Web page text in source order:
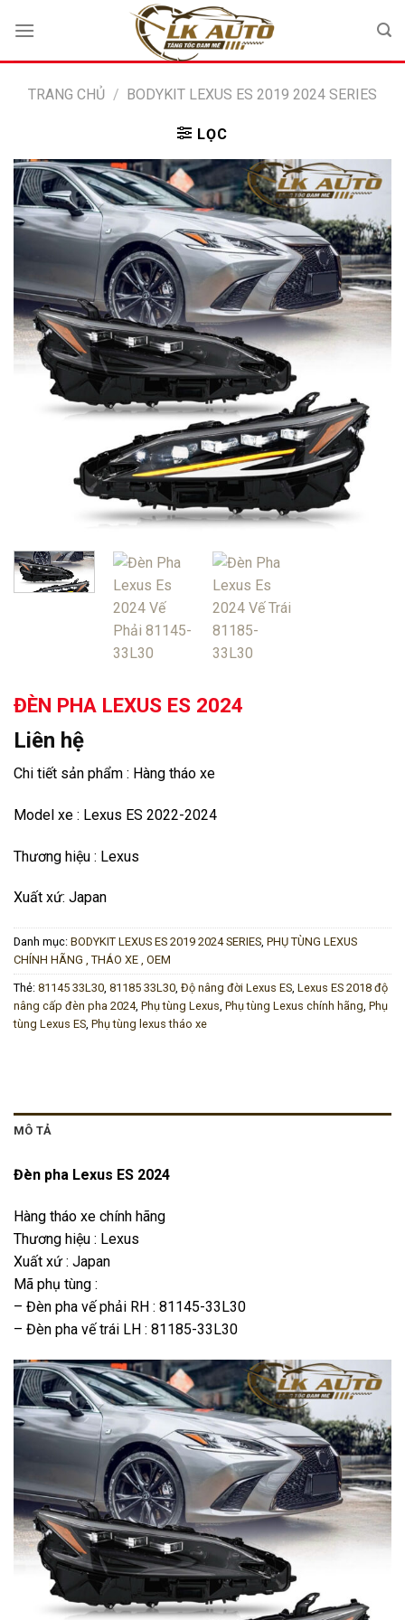
qua
TRANG CHỦ / BODYKIT LEXUS ES 2019 2024 SERIES
LỌC
ĐÈN PHA LEXUS ES 2024
Liên hệ
Chi tiết sản phẩm : Hàng tháo xe
Model xe : Lexus ES 2022-2024
Thương hiệu : Lexus
Xuất xứ: Japan
Danh mục: BODYKIT LEXUS ES 2019 2024 SERIES, PHỤ TÙNG LEXUS
CHÍNH HÃNG , THÁO XE , OEM
Thẻ: 81145 33L30, 81185 33L30, Độ nâng đời Lexus ES, Lexus ES 2018 độ
nâng cấp đèn pha 2024, Phụ tùng Lexus, Phụ tùng Lexus chính hãng, Phụ
tùng Lexus ES, Phụ tùng lexus tháo xe
MÔ TẢ
Đèn pha Lexus ES 2024
Hàng tháo xe chính hãng
Thương hiệu : Lexus
Xuất xứ : Japan
Mã phụ tùng :
– Đèn pha vế phải RH : 81145-33L30
– Đèn pha vế trái LH : 81185-33L30